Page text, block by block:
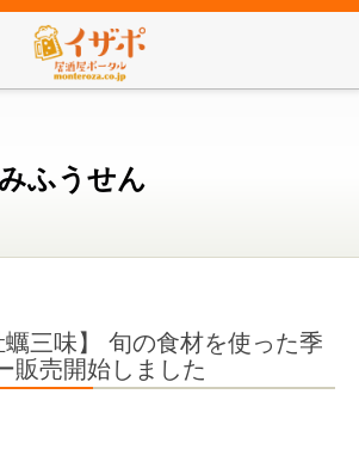
ふうせん
蠣三味】 旬の⾷材を使った季
販売開始しました